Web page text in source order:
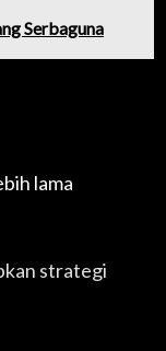
Serbaguna
lama
strategi